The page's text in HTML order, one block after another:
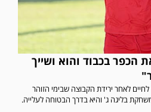
הכפר בכבוד והוא ושייך
לאחר ירידת הקבוצה שבימי הזוהר
בליגה ג' והיא בדרך הבטוחה לעלייה.